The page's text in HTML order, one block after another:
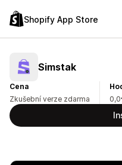
Shopify App Store
Simstak
Cena
Zkušební verze zdarma
0,0